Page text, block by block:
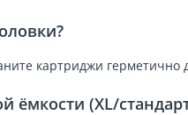
картриджи герметично
(XL/